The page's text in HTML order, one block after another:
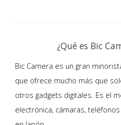
¿Qué es Bic
Bic Camera es un gran
que ofrece mucho más que
otros gadgets digitales. Es el
electrónica, cámaras,